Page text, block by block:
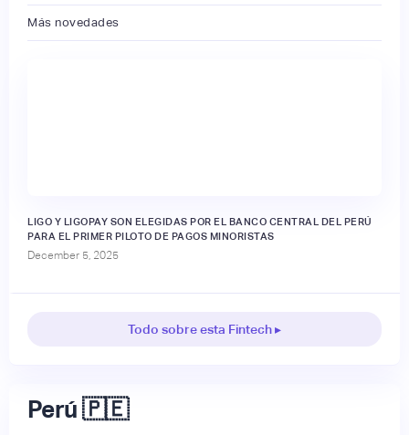
Más novedades
LIGO Y LIGOPAY SON ELEGIDAS POR EL BANCO CENTRAL DEL PERÚ
PARA EL PRIMER PILOTO DE PAGOS MINORISTAS
December 5, 2025
Todo sobre esta Fintech ▸
Perú 🇵🇪